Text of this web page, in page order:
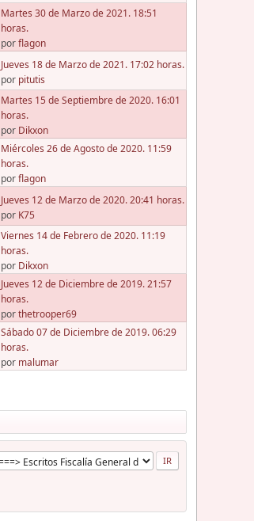
Martes 30 de Marzo de 2021. 18:51
horas.
porflagon
Jueves 18 de Marzo de 2021. 17:02 horas.
por pitutis
Martes 15 de Septiembre de 2020. 16:01
horas.
por Dikxon
Miércoles 26 de Agosto de 2020. 11:59
horas.
porflagon
Jueves 12 de Marzo de 2020. 20:41 horas.
por K75
Viernes 14 de Febrero de 2020. 11:19
horas.
por Dikxon
Jueves 12 de Diciembre de 2019. 21:57
horas.
porthetrooper69
Sábado 07 de Diciembre de 2019. 06:29
horas.
por malumar